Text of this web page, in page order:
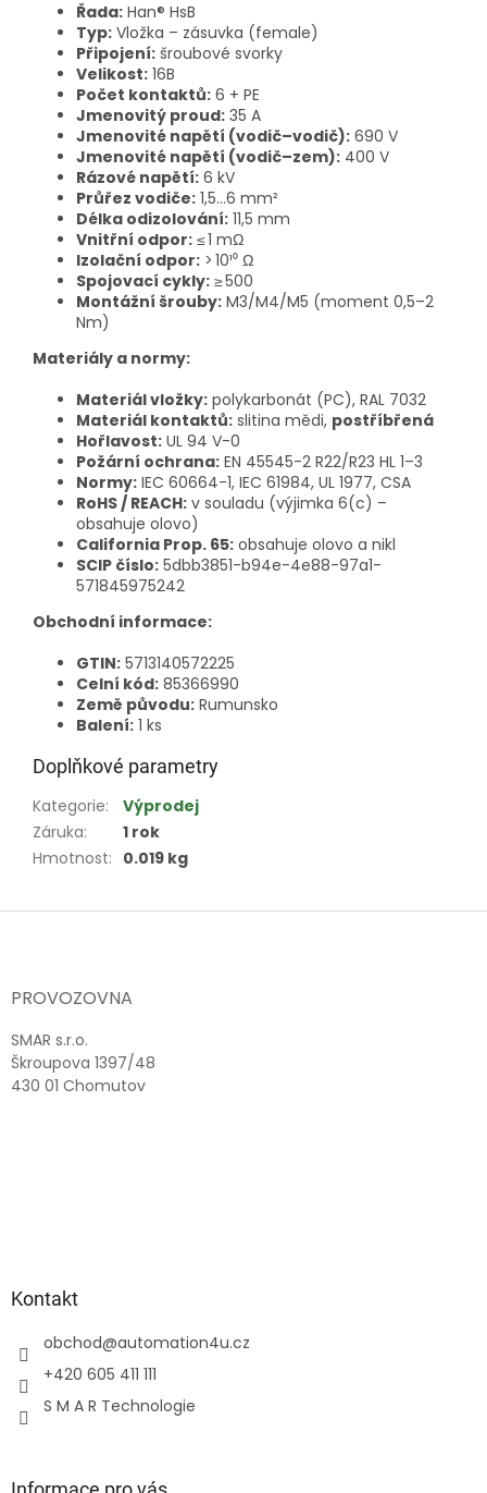
Řada: Han® HsB
Typ: Vložka – zásuvka (female)
Připojení: šroubové svorky
Velikost: 16B
Počet kontaktů: 6 + PE
Jmenovitý proud: 35 A
Jmenovité napětí (vodič–vodič): 690 V
Jmenovité napětí (vodič–zem): 400 V
Rázové napětí: 6 kV
Průřez vodiče: 1,5…6 mm²
Délka odizolování: 11,5 mm
Vnitřní odpor: ≤ 1 mΩ
Izolační odpor: > 10¹⁰ Ω
Spojovací cykly: ≥ 500
Montážní šrouby: M3/M4/M5 (moment 0,5–2
Nm)
Materiály a normy:
Materiál vložky: polykarbonát (PC), RAL 7032
Materiál kontaktů: slitina mědi, postříbřená
Hořlavost: UL 94 V-0
Požární ochrana: EN 45545-2 R22/R23 HL 1–3
Normy: IEC 60664-1, IEC 61984, UL 1977, CSA
RoHS / REACH: v souladu (výjimka 6(c) –
obsahuje olovo)
California Prop. 65: obsahuje olovo a nikl
SCIP číslo: 5dbb3851-b94e-4e88-97a1-
571845975242
Obchodní informace:
GTIN: 5713140572225
Celní kód: 85366990
Země původu: Rumunsko
Balení: 1 ks
Doplňkové parametry
Kategorie:
Výprodej
Záruka:
1 rok
Hmotnost: 0.019 kg
PROVOZOVNA
SMAR s.r.o.
Škroupova 1397/48
430 01 Chomutov
Kontakt
obchod@automation4u.cz
+420 605 411 111
S M A R Technologie